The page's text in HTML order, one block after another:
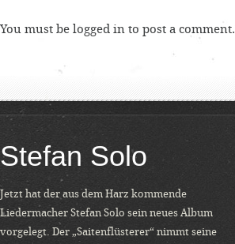
You must be logged in to post a comment.
Stefan Solo
Jetzt hat der aus dem Harz kommende
Liedermacher Stefan Solo sein neues Album
vorgelegt. Der „Saitenflüsterer“ nimmt seine